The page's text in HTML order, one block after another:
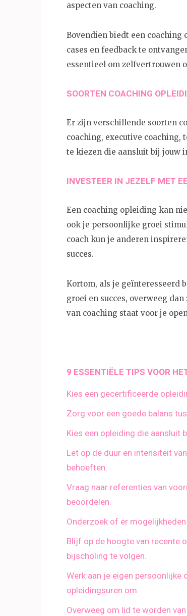
aspecten van coaching.
Bovendien biedt een
cases en feedback te
essentieel om zelfvertrouwen
SOORTEN COACHING
Er zijn verschillende soorten
coaching, executive coaching,
te kiezen die aansluit bij jouw
INVESTEER IN JEZELF MET
Een coaching opleiding kan
ook je persoonlijke groei
coach kun je anderen
succes.
Kortom, als je geïnteresseerd
groei en succes, overweeg
van coaching staat voor je
9 ESSENTIËLE TIPS VOOR
Kies een gecertificeerde
Zorg voor een goede balans
Kies een opleiding die aansluit
Let op de duur en intensiteit
behoeften.
Vraag naar referenties van
beoordelen.
Onderzoek of er
Blijf op de hoogte van recente
bijscholing te volgen.
Werk aan je eigen persoonlijke
opleidingsuren om.
Overweeg om lid te worden